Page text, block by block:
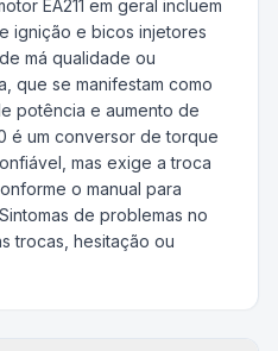
EA211 em geral incluem
ignição e bicos injetores
má qualidade ou
que se manifestam como
potência e aumento de
é um conversor de torque
mas exige a troca
o manual para
de problemas no
trocas, hesitação ou